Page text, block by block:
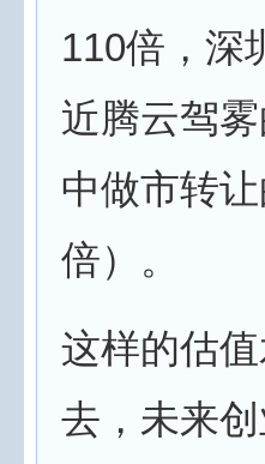
110倍，深
近腾云驾
中做市转
倍）。
这样的估
去，未来